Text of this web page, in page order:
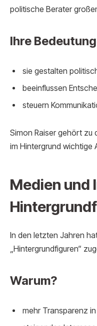
politische Berater
Ihre
sie gestalten
beeinflussen
steuern
Simon Raiser gehört zu
im Hintergrund wichtige
Medien und
In den letzten Jahren
„Hintergrundfiguren“
Warum?
mehr Transparenz